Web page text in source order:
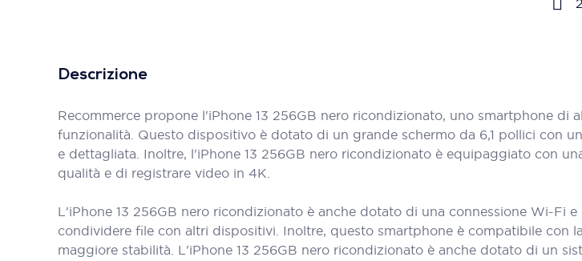
Descrizione
Recommerce propone l'iPhone 13 256GB nero ricondizionato, uno smartphone di
funzionalità. Questo dispositivo è dotato di un grande schermo da 6,1 pollici con
e dettagliata. Inoltre, l'iPhone 13 256GB nero ricondizionato è equipaggiato con
qualità e di registrare video in 4K.
L'iPhone 13 256GB nero ricondizionato è anche dotato di una connessione Wi-Fi
condividere file con altri dispositivi. Inoltre, questo smartphone è compatibile con
maggiore stabilità. L'iPhone 13 256GB nero ricondizionato è anche dotato di un